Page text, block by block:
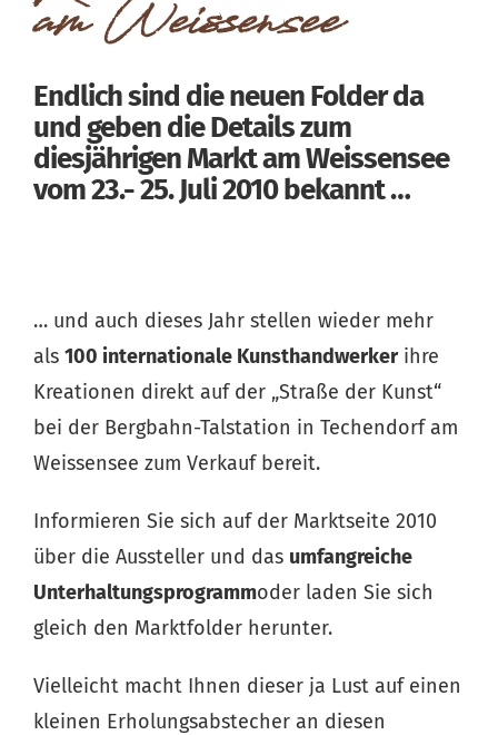
am Weissensee
Endlich sind die neuen Folder da
und geben die Details zum
diesjährigen Markt am Weissensee
vom 23.- 25. Juli 2010 bekannt …
… und auch dieses Jahr stellen wieder mehr
als 100 internationale Kunsthandwerkerihre
Kreationen direkt auf der „Straße der Kunst“
bei der Bergbahn-Talstation in Techendorf am
Weissensee zum Verkauf bereit.
Informieren Sie sich auf der Marktseite 2010
über die Aussteller und das umfangreiche
Unterhaltungsprogrammoder laden Sie sich
gleich den Marktfolder herunter.
Vielleicht macht Ihnen dieser ja Lust auf einen
kleinen Erholungsabstecher an diesen